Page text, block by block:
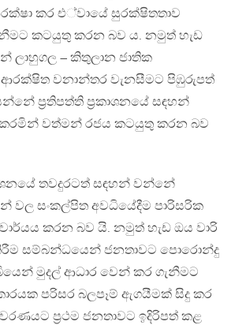
කර එ්වායේ සුරක්ෂිතතාව
කටයුතු කරන බව ය. නමුත් හැඩ
ලාහුගල – කිතුලාන ජාතික
වනාන්තර වැනසීමට පිඹුරුපත්
ප‍්‍රතිපත්ති ප‍්‍රකාශනයේ සඳහන්
වත්මන් රජය කටයුතු කරන බව
තවදුරටත් සඳහන් වන්නේ
වල සංකල්පිත අවධියේදීම පාරිසරික
කරන බව යි. නමුත් හැඩ ඔය වාරි
සම්බන්ධයෙන් ජනතාවට පොරොන්දු
මුදල් ආධාර වෙන් කර ගැනීමට
පරිසර බලපෑම් ඇගයීමක් සිදු කර
ප‍්‍රථම ජනතාවට ඉදිරිපත් කළ